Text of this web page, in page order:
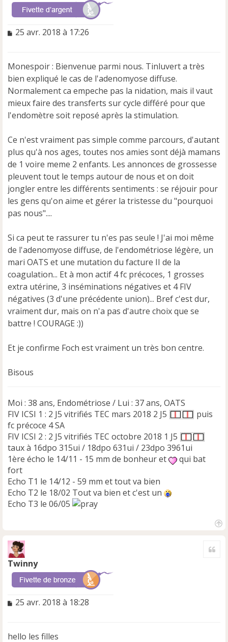
M
s
a
g
e
n
o
n
u
25 avr. 2018 à 17:26
Monespoir : Bienvenue parmi nous. Tinluvert a très
bien expliqué le cas de l'adenomyose diffuse.
Normalement ca empeche pas la nidation, mais il vaut
mieux faire des transferts sur cycle différé pour que
l'endomètre soit reposé après la stimulation.
Ce n'est vraiment pas simple comme parcours, d'autant
plus qu'à nos ages, toutes nos amies sont déjà mamans
de 1 voire meme 2 enfants. Les annonces de grossesse
pleuvent tout le temps autour de nous et on doit
jongler entre les différents sentiments : se réjouir pour
les gens qu'on aime et gérer la tristesse du "pourquoi
pas nous"....
Si ca peut te rassurer tu n'es pas seule ! J'ai moi même
de l'adenomyose diffuse, de l'endométriose légère, un
mari OATS et une mutation du facture II de la
coagulation... Et à mon actif 4 fc précoces, 1 grosses
extra utérine, 3 inséminations négatives et 4 FIV
négatives (3 d'une précédente union)... Bref c'est dur,
vraiment dur, mais on n'a pas d'autre choix que se
battre ! COURAGE :))
Et je confirme Foch est vraiment un très bon centre.
Bisous
Moi : 38 ans, Endométriose / Lui : 37 ans, OATS
FIV ICSI 1 : 2 J5 vitrifiés TEC mars 2018 2 J5
puis
fc précoce 4 SA
FIV ICSI 2 : 2 J5 vitrifiés TEC octobre 2018 1 J5
taux à 16dpo 315ui / 18dpo 631ui / 23dpo 3961ui
1ère écho le 14/11 - 15 mm de bonheur et
qui bat
fort
Echo T1 le 14/12 - 59 mm et tout va bien
Echo T2 le 18/02 Tout va bien et c'est un
Echo T3 le 06/05
Twinny
M
25 avr. 2018 à 18:28
hello les filles